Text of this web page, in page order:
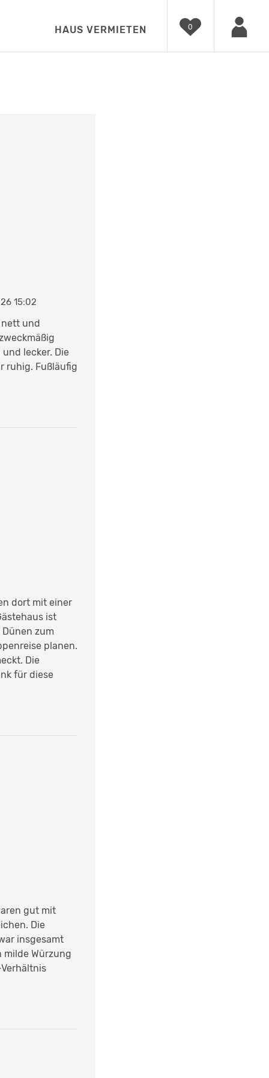
HAUS VERMIETEN 0
15:02
nett und
lecker. Die
ruhig. Fußläufig
dort mit einer
ist
zum
planen.
Die
für diese
gut mit
Die
insgesamt
Würzung